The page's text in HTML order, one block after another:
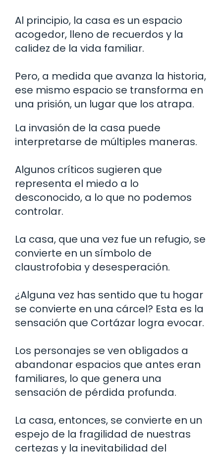
Al principio, la casa es un espacio
acogedor, lleno de recuerdos y la
calidez de la vida familiar.
Pero, a medida que avanza la historia,
ese mismo espacio se transforma en
una prisión, un lugar que los atrapa.
La invasión de la casa puede
interpretarse de múltiples maneras.
Algunos críticos sugieren que
representa el miedo a lo
desconocido, a lo que no podemos
controlar.
La casa, que una vez fue un refugio, se
convierte en un símbolo de
claustrofobia y desesperación.
¿Alguna vez has sentido que tu hogar
se convierte en una cárcel? Esta es la
sensación que Cortázar logra evocar.
Los personajes se ven obligados a
abandonar espacios que antes eran
familiares, lo que genera una
sensación de pérdida profunda.
La casa, entonces, se convierte en un
espejo de la fragilidad de nuestras
certezas y la inevitabilidad del